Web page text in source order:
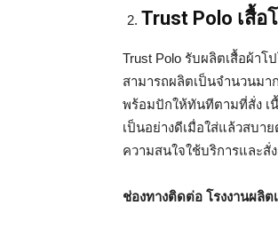
Trust Polo เสื้อ
Trust Polo รับผลิตเสื้อผ้า
สามารถผลิตเป็นจำนวนมา
พร้อมปักให้ทันทีตามที่สั่ง เ
เป็นอย่างดีเมื่อใส่แล้วสบ
ความสนใจใช้บริการและสั่
ช่องทางติดต่อ โรงงานผลิต